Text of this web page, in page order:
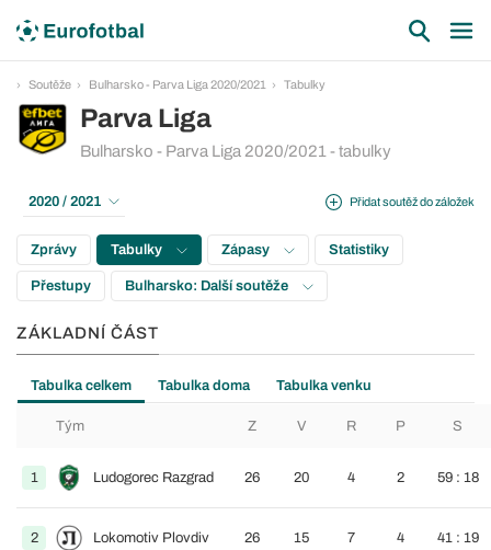
Soutěže Bulharsko - Parva Liga 2020/2021 Tabulky
Parva Liga
Bulharsko - Parva Liga 2020/2021 - tabulky
Přidat soutěž do záložek
2020 / 2021
Zprávy Tabulky Zápasy Statistiky
Přestupy Bulharsko: Další soutěže
ZÁKLADNÍ ČÁST
Tabulka celkem Tabulka doma Tabulka venku
Tým Z V R P S
1 Ludogorec Razgrad 26 20 4 2 59 : 18
2 Lokomotiv Plovdiv 26 15 7 4 41 : 19